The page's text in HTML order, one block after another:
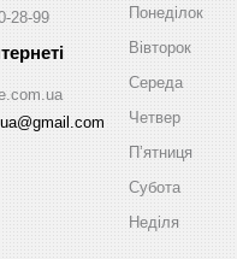
28-99
Понеділок
Вівторок
Середа
Четвер
Пʼятниця
Субота
Неділя